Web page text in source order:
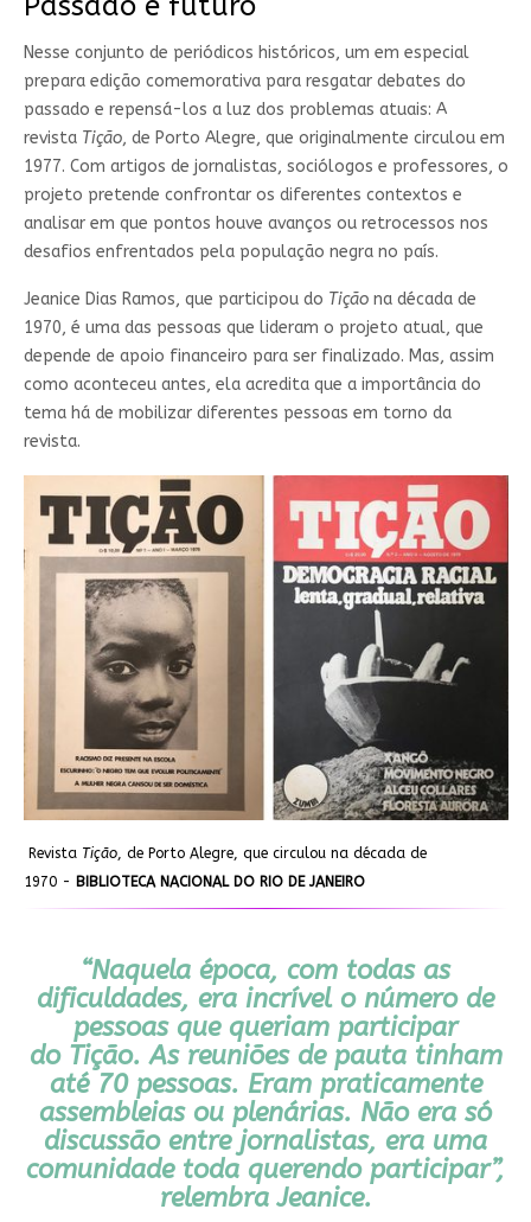
Nesse conjunto de periódicos históricos, um em especial
prepara edição comemorativa para resgatar debates do
passado e repensá-los a luz dos problemas atuais: A
revista Tição, de Porto Alegre, que originalmente circulou em
1977. Com artigos de jornalistas, sociólogos e professores, o
projeto pretende confrontar os diferentes contextos e
analisar em que pontos houve avanços ou retrocessos nos
desafios enfrentados pela população negra no país.
Jeanice Dias Ramos, que participou do Tiçãona década de
1970, é uma das pessoas que lideram o projeto atual, que
depende de apoio financeiro para ser finalizado. Mas, assim
como aconteceu antes, ela acredita que a importância do
tema há de mobilizar diferentes pessoas em torno da
revista.
Revista Tição, de Porto Alegre, que circulou na década de
1970 - BIBLIOTECA NACIONAL DO RIO DE JANEIRO
“Naquela época, com todas as
dificuldades, era incrível o número de
pessoas que queriam participar
do Tição. As reuniões de pauta tinham
até 70 pessoas. Eram praticamente
assembleias ou plenárias. Não era só
discussão entre jornalistas, era uma
comunidade toda querendo participar”,
relembra Jeanice.